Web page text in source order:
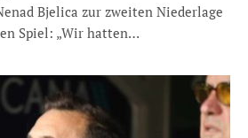
Bjelica zur zweiten Niederlage
Spiel: „Wir hatten…